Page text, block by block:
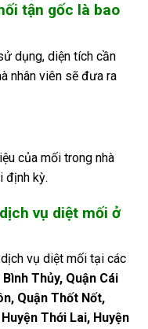
tận gốc là bao
dụng, diện tích cần
nhân viên sẽ đưa ra
của mối trong nhà
định kỳ.
vụ diệt mối ở
vụ diệt mối tại các
Bình Thủy, Quận Cái
Quận Thốt Nốt,
Thới Lai, Huyện